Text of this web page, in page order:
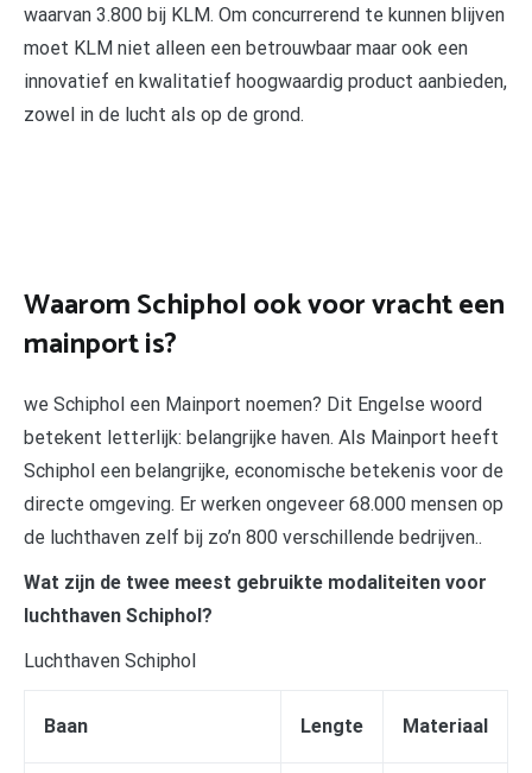
waarvan 3.800 bij KLM. Om concurrerend te kunnen blijven
moet KLM niet alleen een betrouwbaar maar ook een
innovatief en kwalitatief hoogwaardig product aanbieden,
zowel in de lucht als op de grond.
Waarom Schiphol ook voor vracht een
mainport is?
we Schiphol een Mainport noemen? Dit Engelse woord
betekent letterlijk: belangrijke haven. Als Mainport heeft
Schiphol een belangrijke, economische betekenis voor de
directe omgeving. Er werken ongeveer 68.000 mensen op
de luchthaven zelf bij zo’n 800 verschillende bedrijven..
Wat zijn de twee meest gebruikte modaliteiten voor
luchthaven Schiphol?
Luchthaven Schiphol
Baan Lengte Materiaal